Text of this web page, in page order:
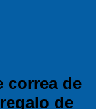
correa de
de